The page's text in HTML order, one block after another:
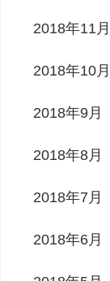
2018年11月
2018年10月
2018年9月
2018年8月
2018年7月
2018年6月